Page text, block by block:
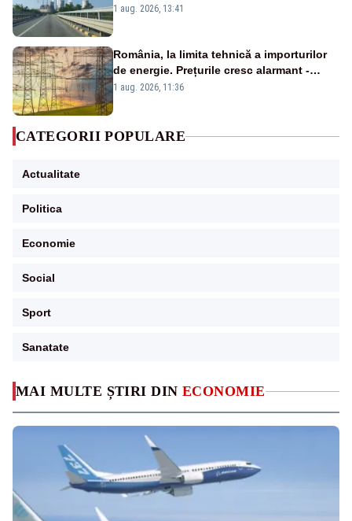
MAI MULTE ȘTIRI DIN ECONOMIE
de la Rovinari
1 aug. 2026, 13:41
România, la limita tehnică a importurilor
de energie. Prețurile cresc alarmant -
Analiză Realitatea Plus
1 aug. 2026, 11:36
CATEGORII POPULARE
Actualitate
Politica
Economie
Social
Sport
Sanatate